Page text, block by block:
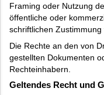
Framing oder Nutzung
öffentliche oder
schriftlichen Zustimmung
Die Rechte an den von
gestellten Dokumenten
Rechteinhabern.
Geltendes Recht und